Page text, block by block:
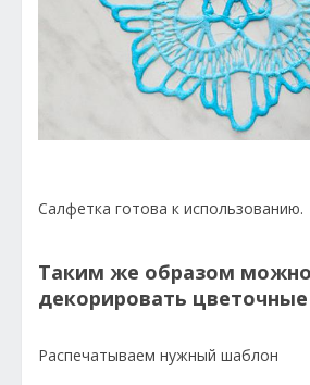
Салфетка готова к использованию.
Таким же образом можно
декорировать
Распечатываем нужный шаблон